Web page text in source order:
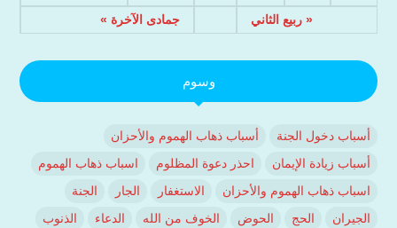
« ربيع الثاني جمادى الآخرة »
وسوم
أسباب دخول الجنة
أسباب ذهاب الهموم والأحزان
أسباب زيادة الإيمان
احذر دعوة المظلوم
اسباب ذهاب الهموم
اسباب ذهاب الهموم والأحزان
الاستغفار الجار
الجنة
الجيران
الحج الحوض الخوف من الله الدعاء
الذنوب